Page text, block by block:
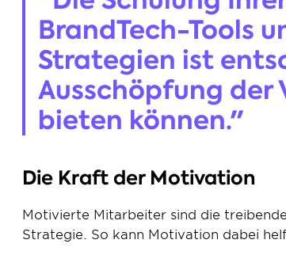
BrandTech-Tools
Strategien ist
Ausschöpfung der
bieten können."
Die Kraft der Motivation
Motivierte Mitarbeiter sind die
Strategie. So kann Motivation dabei